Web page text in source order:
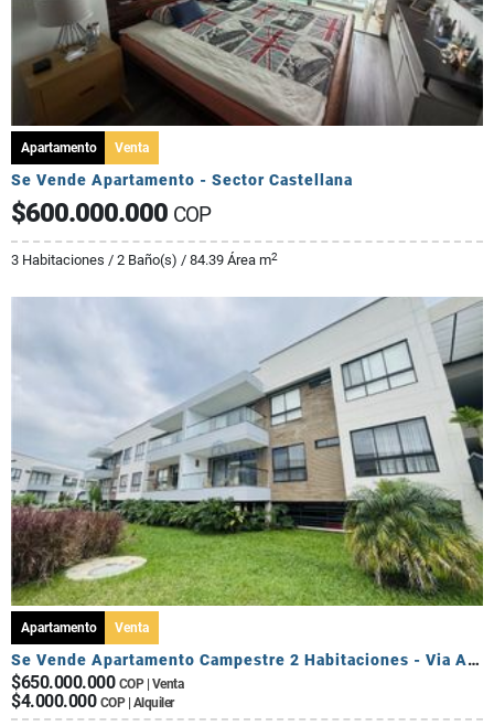
Apartamento Venta
Se Vende Apartamento - Sector Castellana
$600.000.000 COP
3 Habitaciones / 2 Baño(s) / 84.39 Área m2
Apartamento Venta
Se Vende Apartamento Campestre 2 Habitaciones - Via Al Caimo
$650.000.000 COP | Venta
$4.000.000 COP | Alquiler